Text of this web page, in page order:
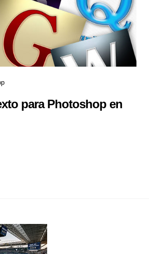
para Photoshop en